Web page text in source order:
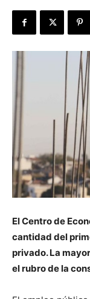
El Centro de
cantidad del
privado. La
el rubro de la